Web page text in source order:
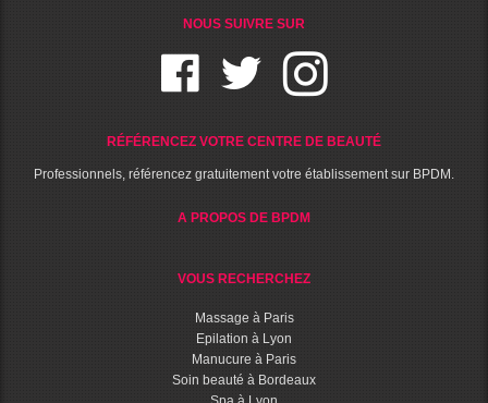
NOUS SUIVRE SUR
RÉFÉRENCEZ VOTRE CENTRE DE BEAUTÉ
Professionnels, référencez gratuitement votre établissement sur BPDM.
A PROPOS DE BPDM
VOUS RECHERCHEZ
Massage à Paris
Epilation à Lyon
Manucure à Paris
Soin beauté à Bordeaux